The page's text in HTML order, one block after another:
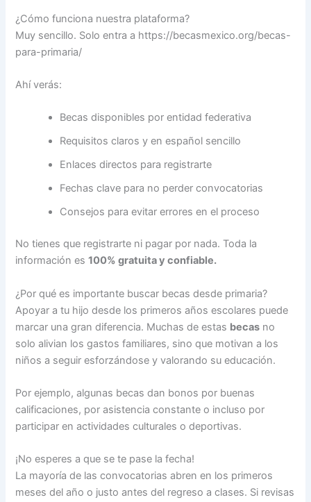
¿Cómo funciona nuestra plataforma?
Muy sencillo. Solo entra a https://becasmexico.org/becas-
para-primaria/
Ahí verás:
Becas disponibles por entidad federativa
Requisitos claros y en español sencillo
Enlaces directos para registrarte
Fechas clave para no perder convocatorias
Consejos para evitar errores en el proceso
No tienes que registrarte ni pagar por nada. Toda la
información es100% gratuita y confiable.
¿Por qué es importante buscar becas desde primaria?
Apoyar a tu hijo desde los primeros años escolares puede
marcar una gran diferencia. Muchas de estas becas no
solo alivian los gastos familiares, sino que motivan a los
niños a seguir esforzándose y valorando su educación.
Por ejemplo, algunas becas dan bonos por buenas
calificaciones, por asistencia constante o incluso por
participar en actividades culturales o deportivas.
¡No esperes a que se te pase la fecha!
La mayoría de las convocatorias abren en los primeros
meses del año o justo antes del regreso a clases. Si revisas